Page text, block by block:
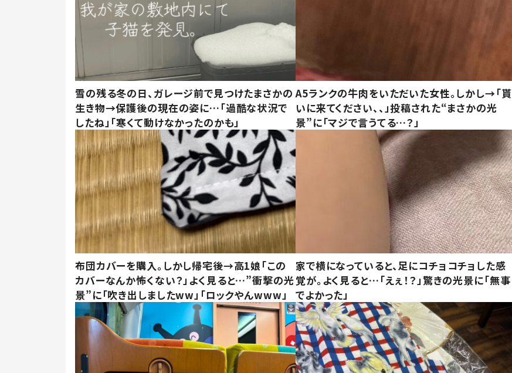
雪の残る冬の日、ガレージ前で見つけたまさかの
生き物→保護後の現在の姿に…「過酷な状況で
したね」「寒くて動けなかったのかも」
A5ランクの牛肉をいただいた女性。しかし→「貰
いに来てください、、」投稿された“まさかの光
景”に「マジで言うてる…？」
布団カバーを購入。しかし帰宅後→高1娘「この
カバーなんか怖くない？」よく見ると…”衝撃の光
景”に「吹き出しましたww」「ロックやんwww」
家で横になっていると、足にコチョコチョした感
覚が。よく見ると…「えぇ！？」驚きの光景に「無事
でよかった」